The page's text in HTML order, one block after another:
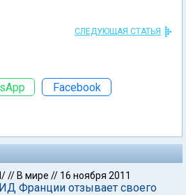
СЛЕДУЮЩАЯ СТАТЬЯ
Facebook
// В мире // 16 ноября 2011
Франции отзывает своего